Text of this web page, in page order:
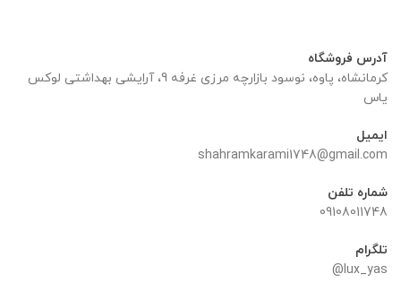
آدرس فروشگاه
کرمانشاه، پاوه، نوسود بازارچه مرزی غرفه 9، آرایشی بهداشتی لوکس
یاس
ایمیل
shahramkarami1748@gmail.com
شماره تلفن
09108011748
تلگرام
lux_yas@